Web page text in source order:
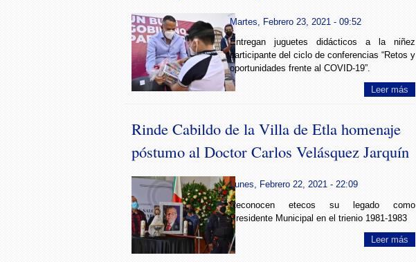
Martes, Febrero 23, 2021 - 09:52
Entregan juguetes didácticos a la niñez
participante del ciclo de conferencias “Retos y
oportunidades frente al COVID-19”.
Leer más
Rinde Cabildo de la Villa de Etla homenaje
póstumo al Doctor Carlos Velásquez Jarquín
Lunes, Febrero 22, 2021 - 22:09
Reconocen etecos su legado como
Presidente Municipal en el trienio 1981-1983
Leer más